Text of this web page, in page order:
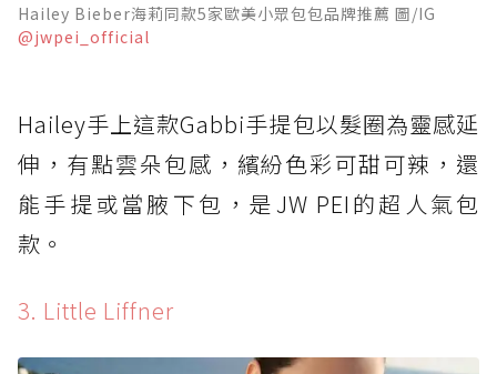
Hailey Bieber海莉同款5家歐美小眾包包品牌推薦 圖/IG
@jwpei_official
Hailey手上這款Gabbi手提包以髮圈為靈感延
伸，有點雲朵包感，繽紛色彩可甜可辣，還
能手提或當腋下包，是JW PEI的超人氣包
款。
3. Little Liffner